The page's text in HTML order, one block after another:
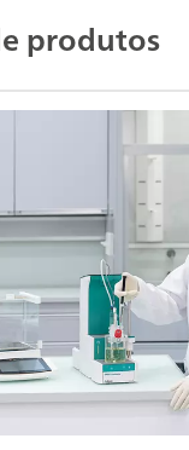
produtos